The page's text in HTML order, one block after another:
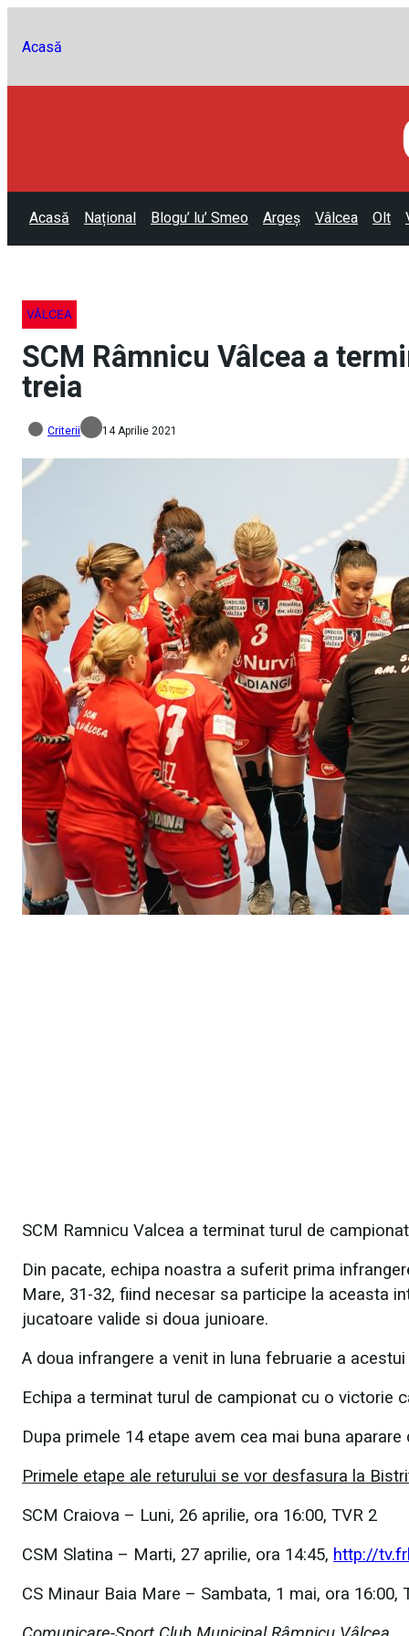
Acasă
Acasă Național Blogu’ lu’ Smeo Argeș Vâlcea Olt
VÂLCEA
SCM Râmnicu Vâlcea a
treia
Criterii 14 Aprilie 2021
SCM Ramnicu Valcea a terminat turul de
Din pacate, echipa noastra a suferit prima
Mare, 31-32, fiind necesar sa participe la aceasta
jucatoare valide si doua junioare.
A doua infrangere a venit in luna februarie a
Echipa a terminat turul de campionat cu o victorie
Dupa primele 14 etape avem cea mai buna
Primele etape ale returului se vor desfasura la
SCM Craiova – Luni, 26 aprilie, ora 16:00, TVR 2
CSM Slatina – Marti, 27 aprilie, ora 14:45, http://
CS Minaur Baia Mare – Sambata, 1 mai, ora 16:00,